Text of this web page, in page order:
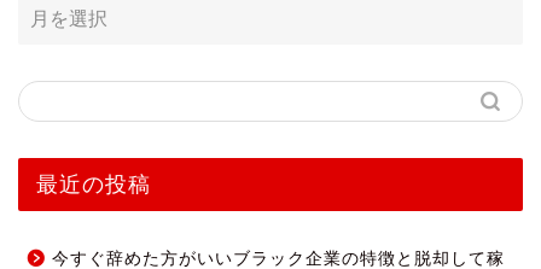
最近の投稿
今すぐ辞めた方がいいブラック企業の特徴と脱却して稼